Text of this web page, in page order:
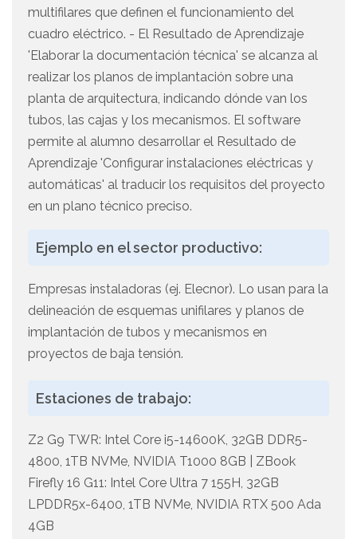
multifilares que definen el funcionamiento del
cuadro eléctrico. - El Resultado de Aprendizaje
'Elaborar la documentación técnica' se alcanza al
realizar los planos de implantación sobre una
planta de arquitectura, indicando dónde van los
tubos, las cajas y los mecanismos. El software
permite al alumno desarrollar el Resultado de
Aprendizaje 'Configurar instalaciones eléctricas y
automáticas' al traducir los requisitos del proyecto
en un plano técnico preciso.
Ejemplo en el sector productivo:
Empresas instaladoras (ej. Elecnor). Lo usan para la
delineación de esquemas unifilares y planos de
implantación de tubos y mecanismos en
proyectos de baja tensión.
Estaciones de trabajo:
Z2 G9 TWR: Intel Core i5-14600K, 32GB DDR5-
4800, 1TB NVMe, NVIDIA T1000 8GB | ZBook
Firefly 16 G11: Intel Core Ultra 7 155H, 32GB
LPDDR5x-6400, 1TB NVMe, NVIDIA RTX 500 Ada
4GB